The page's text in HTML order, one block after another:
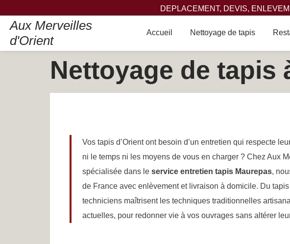
DEPLACEMENT, DEVIS,
Aux Merveilles
d'Orient
Accueil Nettoyage de tapis
Nettoyage de tapis
Vos tapis d’Orient ont besoin d’un entretien qui respecte
ni le temps ni les moyens de vous en charger ? Chez Aux
spécialisée dans le service entretien tapis Maurepas,
de France avec enlèvement et livraison à domicile. Du
techniciens maîtrisent les techniques traditionnelles
actuelles, pour redonner vie à vos ouvrages sans altérer